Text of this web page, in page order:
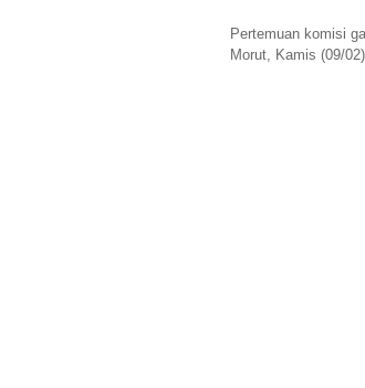
Pertemuan komisi
Morut, Kamis (09/